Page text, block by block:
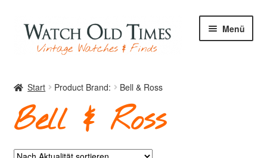
Zur
Navigation
springen
Zum
Inhalt
springen
Menü
Uhren
Start Product Brand: Bell & Ross
Bell & Ross